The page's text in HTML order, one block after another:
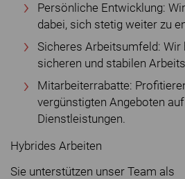
Persönliche Entwicklung:
dabei, sich stetig weiter zu
Sicheres Arbeitsumfeld: Wir
sicheren und stabilen
Mitarbeiterrabatte:
vergünstigten Angeboten
Dienstleistungen.
Hybrides Arbeiten
Sie unterstützen unser Team als